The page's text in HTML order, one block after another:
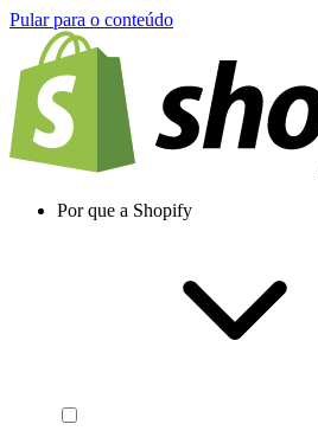
Pular para o conteúdo
Por que a Shopify